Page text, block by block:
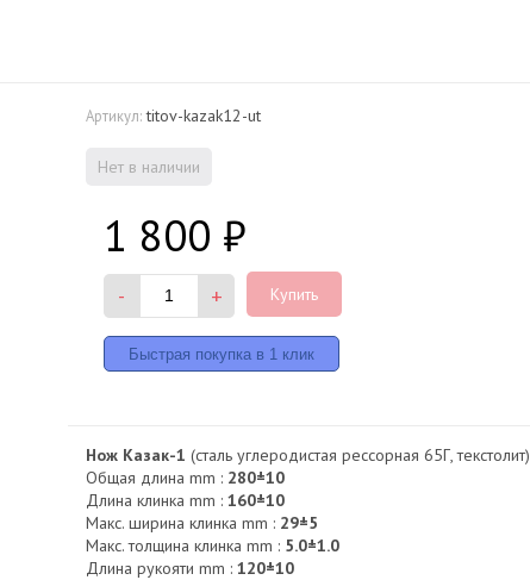
Артикул: titov-kazak12-ut
Нет в наличии
1 800 ₽
- + Купить
Нож Казак-1 (сталь углеродистая рессорная 65Г, текстолит)
Общая длина mm : 280±10
Длина клинка mm :160±10
Макс. ширина клинка mm : 29±5
Макс. толщина клинка mm : 5.0±1.0
Длина рукояти mm :120±10